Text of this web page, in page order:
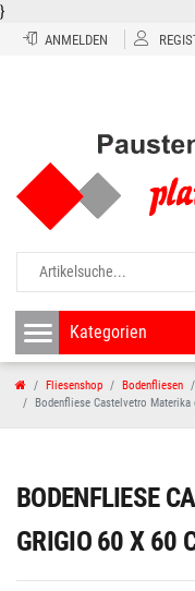
}
ANMELDEN
Fliesenshop Bodenfliesen
Bodenfliese Castelvetro
BODENFLIESE
GRIGIO 60 X 60